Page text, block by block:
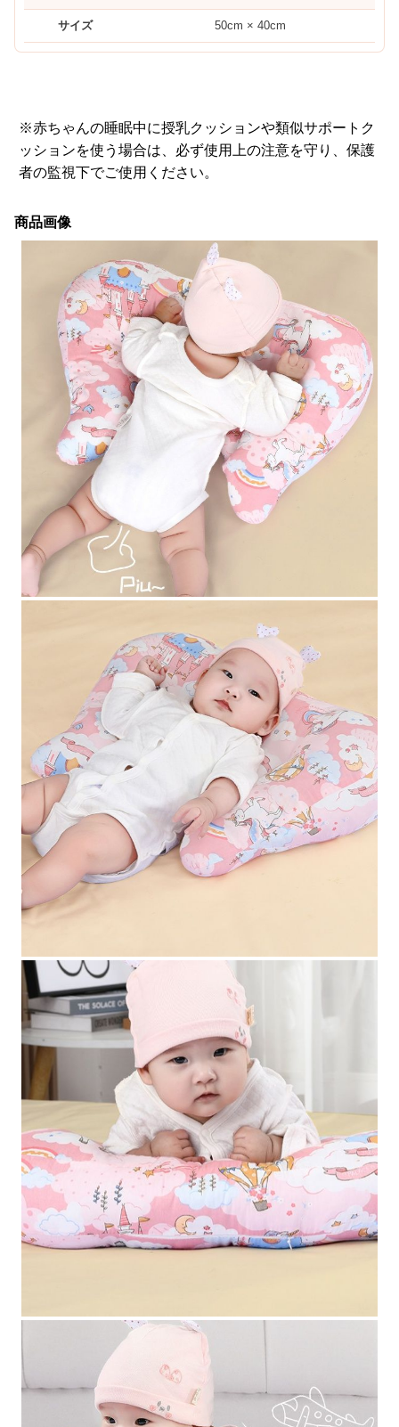
サイズ 50cm × 40cm
※赤ちゃんの睡眠中に授乳クッションや類似サポートク
ッションを使う場合は、必ず使用上の注意を守り、保護
者の監視下でご使用ください。
商品画像